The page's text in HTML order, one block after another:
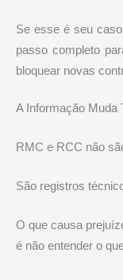
Se esse é seu
passo completo
bloquear novas
A Informação Muda
RMC e RCC não
São registros
O que causa
é não entender o